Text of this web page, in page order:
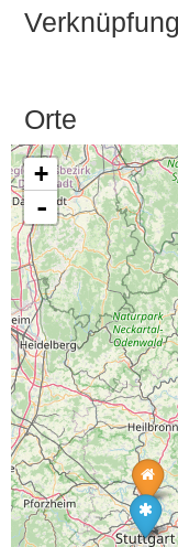
Orte
+
-